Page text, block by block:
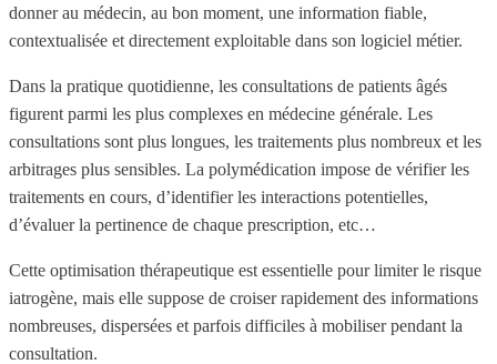
donner au médecin, au bon moment, une information fiable,
contextualisée et directement exploitable dans son logiciel métier.
Dans la pratique quotidienne, les consultations de patients âgés
figurent parmi les plus complexes en médecine générale. Les
consultations sont plus longues, les traitements plus nombreux et les
arbitrages plus sensibles. La polymédication impose de vérifier les
traitements en cours, d’identifier les interactions potentielles,
d’évaluer la pertinence de chaque prescription, etc…
Cette optimisation thérapeutique est essentielle pour limiter le risque
iatrogène, mais elle suppose de croiser rapidement des informations
nombreuses, dispersées et parfois difficiles à mobiliser pendant la
consultation.